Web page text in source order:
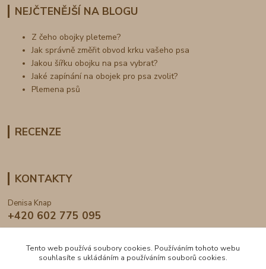
NEJČTENĚJŠÍ NA BLOGU
Z čeho obojky pleteme?
Jak správně změřit obvod krku vašeho psa
Jakou šířku obojku na psa vybrat?
Jaké zapínání na obojek pro psa zvolit?
Plemena psů
RECENZE
KONTAKTY
Denisa Knap
+420 602 775 095
Tento web používá soubory cookies. Používáním tohoto webu
souhlasíte s ukládáním a používáním souborů cookies.